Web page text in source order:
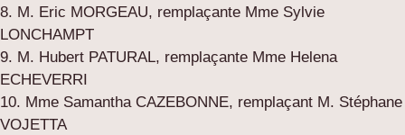
8. M. Eric MORGEAU, remplaçante Mme Sylvie
LONCHAMPT
9. M. Hubert PATURAL, remplaçante Mme Helena
ECHEVERRI
10. Mme Samantha CAZEBONNE, remplaçant M. Stéphane
VOJETTA